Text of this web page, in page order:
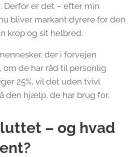
Derfor er det – efter min
bliver markant dyrere for den
krop og sit helbred.
der i forvejen
de har råd til personlig
25%, vil det uden tvivl
den hjælp, de har brug for.
– og hvad